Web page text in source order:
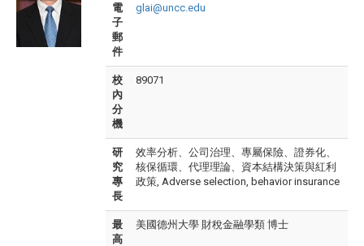
電
子
郵
件
glai@uncc.edu
校
內
分
機
89071
研
究
專
長
效率分析、公司治理、專屬保險、證券化、
核保循環、代理理論、資本結構決策與紅利
政策, Adverse selection, behavior insurance
最
高
美國德州大學 財稅金融學類 博士